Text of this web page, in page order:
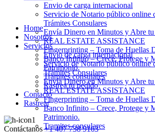
Envio de carga internacional
Servicio de Notario público online
Trámites Consulares
Envía Dinero en Minutos y Abre
REAL ESTATE ASSISTANCE
Fingerprinting – Toma de Huellas
Banco Infinito – Crece, Protege y
Patrimonio.
Tramites consulares
Rastrea tu pedido
Contacto
Rastrear
Contáctanos +1 407 738 9163
Home
Nosotros
Servicios
Envio de carga internacional
Servicio de Notario público online
Trámites Consulares
Envía Dinero en Minutos y Abre
REAL ESTATE ASSISTANCE
Fingerprinting – Toma de Huellas
Banco Infinito – Crece, Protege y
Patrimonio.
Tramites consulares